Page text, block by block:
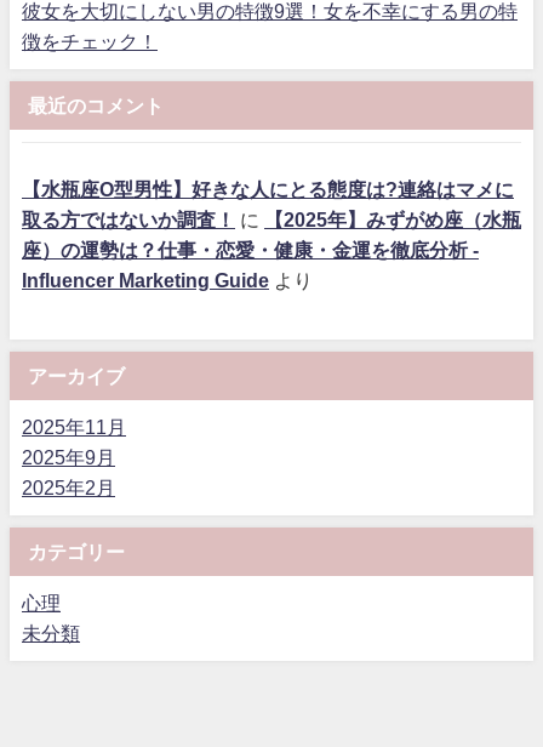
彼女を大切にしない男の特徴9選！女を不幸にする男の特
徴をチェック！
最近のコメント
【水瓶座O型男性】好きな人にとる態度は?連絡はマメに
取る方ではないか調査！
に
【2025年】みずがめ座（水瓶
座）の運勢は？仕事・恋愛・健康・金運を徹底分析 -
Influencer Marketing Guide より
アーカイブ
2025年11月
2025年9月
2025年2月
カテゴリー
心理
未分類